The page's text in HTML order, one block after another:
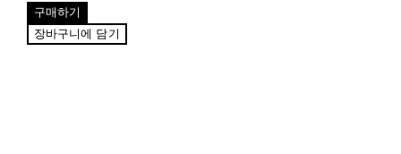
구매하기
장바구니에 담기